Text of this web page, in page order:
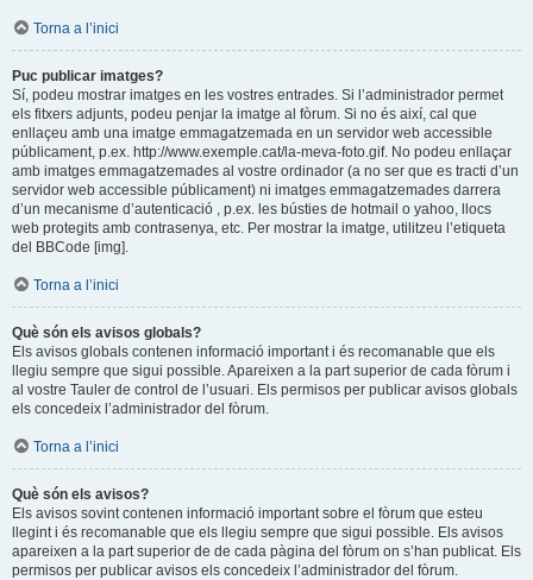
Torna a l’inici
Puc publicar imatges?
Sí, podeu mostrar imatges en les vostres entrades. Si l’administrador permet
els fitxers adjunts, podeu penjar la imatge al fòrum. Si no és així, cal que
enllaçeu amb una imatge emmagatzemada en un servidor web accessible
públicament, p.ex. http://www.exemple.cat/la-meva-foto.gif. No podeu enllaçar
amb imatges emmagatzemades al vostre ordinador (a no ser que es tracti d’un
servidor web accessible públicament) ni imatges emmagatzemades darrera
d’un mecanisme d’autenticació , p.ex. les bústies de hotmail o yahoo, llocs
web protegits amb contrasenya, etc. Per mostrar la imatge, utilitzeu l’etiqueta
del BBCode [img].
Torna a l’inici
Què són els avisos globals?
Els avisos globals contenen informació important i és recomanable que els
llegiu sempre que sigui possible. Apareixen a la part superior de cada fòrum i
al vostre Tauler de control de l’usuari. Els permisos per publicar avisos globals
els concedeix l’administrador del fòrum.
Torna a l’inici
Què són els avisos?
Els avisos sovint contenen informació important sobre el fòrum que esteu
llegint i és recomanable que els llegiu sempre que sigui possible. Els avisos
apareixen a la part superior de de cada pàgina del fòrum on s’han publicat. Els
permisos per publicar avisos els concedeix l’administrador del fòrum.